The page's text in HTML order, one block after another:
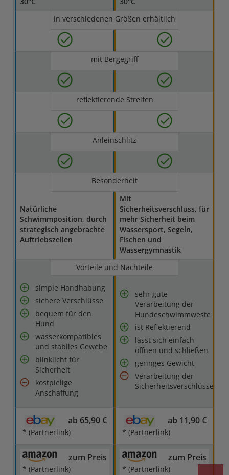
in verschiedenen Größen erhältlich
mit Bergegriff
reflektierende Streifen
Anleinschlitz
Besonderheit
Natürliche
Schwimmposition, durch
strategisch angebrachte
Auftriebszellen
Mit
Sicherheitsverschluss, für
mehr Sicherheit beim
Wassersport, Segeln,
Fischen und
Wassergymnastik
Vorteile und Nachteile
simple Handhabung
sichere Verschlüsse
bequem für den
Hund
wasserkompatibles
und stabiles Gewebe
blinklicht für
Sicherheit
kostpielige
Anschaffung
sehr gute
Verarbeitung der
Hundeschwimmweste
ist Reflektierend
lässt sich einfach
öffnen und schließen
geringes Gewicht
Verarbeitung der
Sicherheitsverschlüsse
ab 65,90 €
* (Partnerlink)
ab 11,90 €
* (Partnerlink)
zum Preis
* (Partnerlink)
zum Preis
* (Partnerlink)